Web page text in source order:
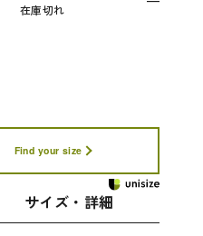
在庫切れ
Find your size
サイズ・詳細